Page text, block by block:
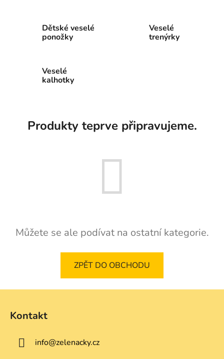
Dětské veselé
ponožky
Veselé
trenýrky
Veselé
kalhotky
Produkty teprve připravujeme.
Můžete se ale podívat na ostatní kategorie.
ZPĚT DO OBCHODU
Kontakt
info@zelenacky.cz